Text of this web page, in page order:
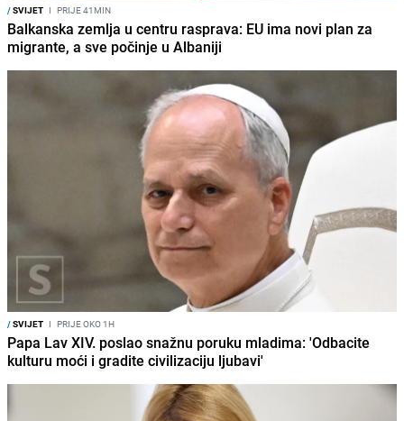
/SVIJET I PRIJE 41MIN
Balkanska zemlja u centru rasprava: EU ima novi plan za
migrante, a sve počinje u Albaniji
/SVIJET I PRIJE OKO 1H
Papa Lav XIV. poslao snažnu poruku mladima: 'Odbacite
kulturu moći i gradite civilizaciju ljubavi'